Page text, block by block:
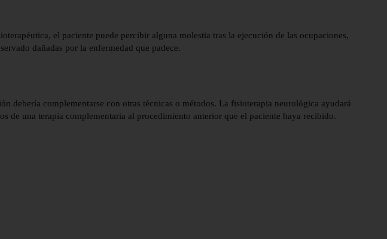
el paciente puede percibir alguna molestia tras la ejecución de las ocupaciones,
dañadas por la enfermedad que padece.
debería complementarse con otras técnicas o métodos. La fisioterapia neurológica ayudará
de una terapia complementaria al procedimiento anterior que el paciente haya recibido.